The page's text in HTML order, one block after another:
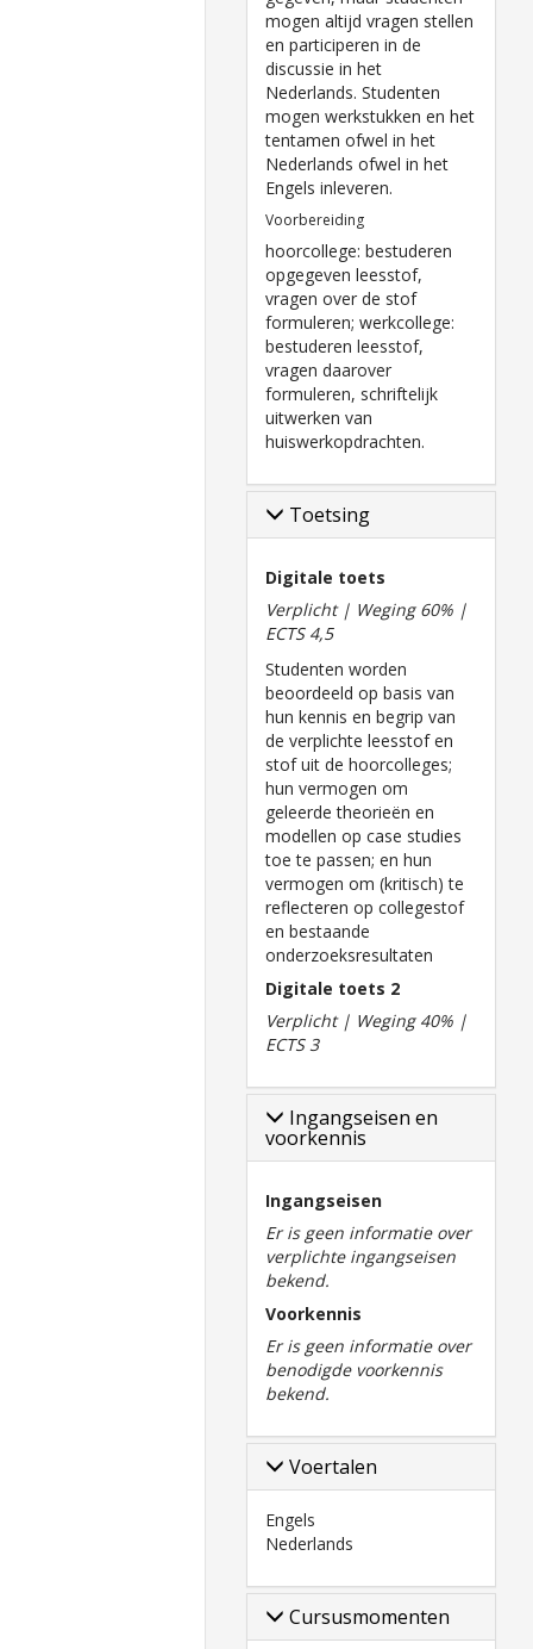
mogen altijd vragen stellen
en participeren in de
discussie in het
Nederlands. Studenten
mogen werkstukken en het
tentamen ofwel in het
Nederlands ofwel in het
Engels inleveren.
Voorbereiding
hoorcollege: bestuderen
opgegeven leesstof,
vragen over de stof
formuleren; werkcollege:
bestuderen leesstof,
vragen daarover
formuleren, schriftelijk
uitwerken van
huiswerkopdrachten.
Toetsing
Digitale toets
Verplicht | Weging 60% |
ECTS 4,5
Studenten worden
beoordeeld op basis van
hun kennis en begrip van
de verplichte leesstof en
stof uit de hoorcolleges;
hun vermogen om
geleerde theorieën en
modellen op case studies
toe te passen; en hun
vermogen om (kritisch) te
reflecteren op collegestof
en bestaande
onderzoeksresultaten
Digitale toets 2
Verplicht | Weging 40% |
ECTS 3
Ingangseisen en
voorkennis
Ingangseisen
Er is geen informatie over
verplichte ingangseisen
bekend.
Voorkennis
Er is geen informatie over
benodigde voorkennis
bekend.
Voertalen
Engels
Nederlands
Cursusmomenten